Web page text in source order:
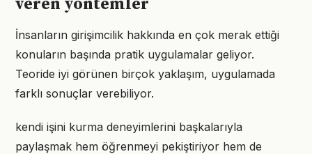
veren yöntemler
İnsanların girişimcilik hakkında en çok merak ettiği
konuların başında pratik uygulamalar geliyor.
Teoride iyi görünen birçok yaklaşım, uygulamada
farklı sonuçlar verebiliyor.
kendi işini kurma deneyimlerini başkalarıyla
paylaşmak hem öğrenmeyi pekiştiriyor hem de